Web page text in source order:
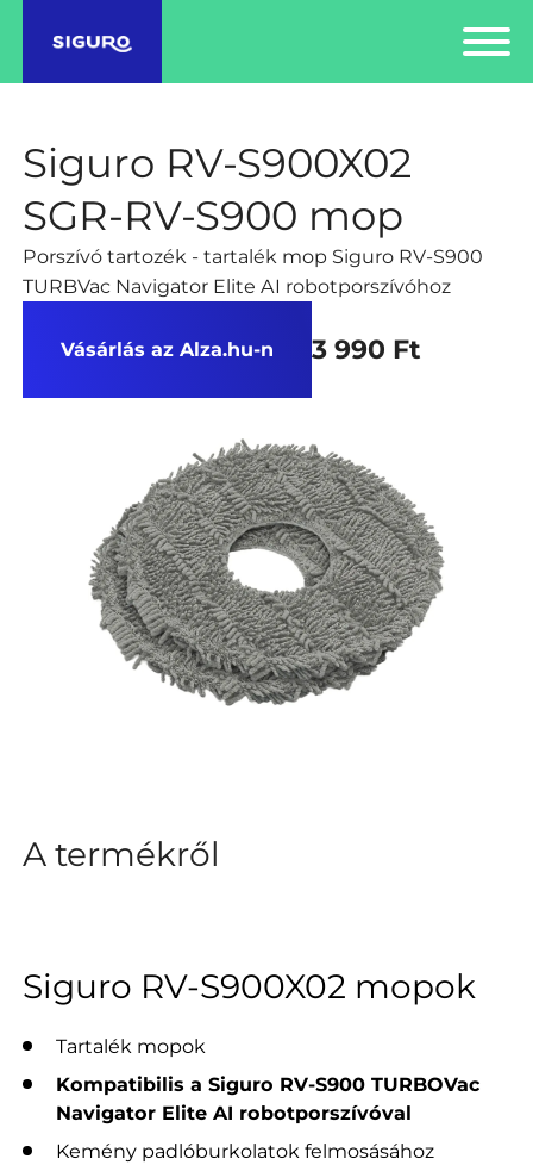
Siguro RV-S900X02
SGR-RV-S900 mop
Porszívó tartozék - tartalék mop Siguro RV-S900
TURBVac Navigator Elite AI robotporszívóhoz
Vásárlás az Alza.hu-n 3 990 Ft
A termékről
Siguro RV-S900X02 mopok
Tartalék mopok
Kompatibilis a Siguro RV-S900 TURBOVac
Navigator Elite AI robotporszívóval
Kemény padlóburkolatok felmosásához